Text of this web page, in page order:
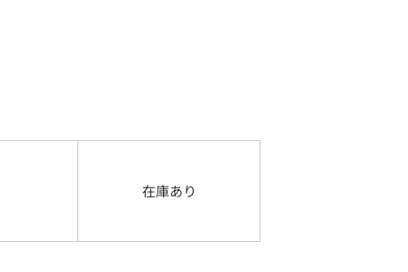
在庫あり